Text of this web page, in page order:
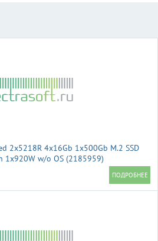
2x5218R 4x16Gb 1x500Gb M.2 SSD
1x920W w/o OS (2185959)